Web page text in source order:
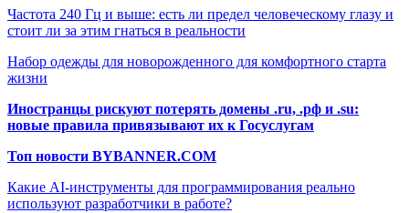
Частота 240 Гц и выше: есть ли предел человеческому глазу и
стоит ли за этим гнаться в реальности
Набор одежды для новорожденного для комфортного старта
жизни
Иностранцы рискуют потерять домены .ru, .рф и .su:
новые правила привязывают их к Госуслугам
Топ новости BYBANNER.COM
Какие AI-инструменты для программирования реально
используют разработчики в работе?